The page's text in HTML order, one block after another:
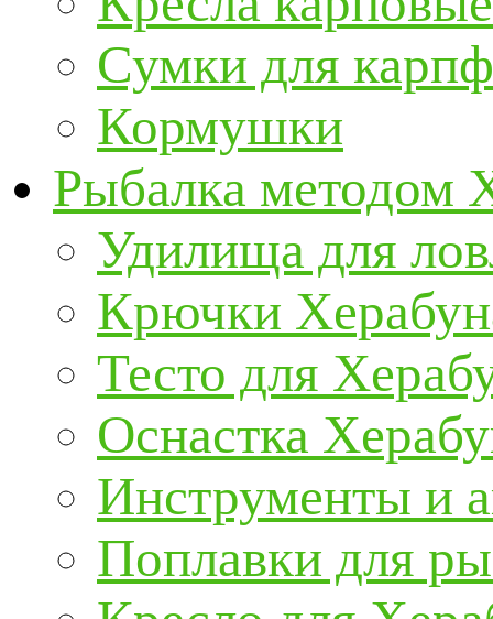
Сумки для
Кормушки
Рыбалка методом
Удилища для
Крючки
Тесто для
Оснастка
Инструменты и
Поплавки для